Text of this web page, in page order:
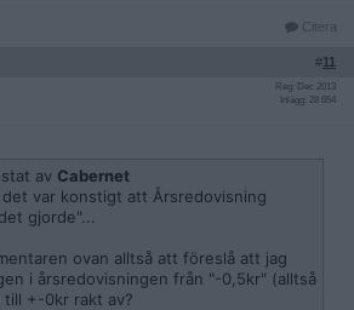
Citera
#11
Reg: Dec 2013
Inlägg: 28 654
av Cabernet
var konstigt att Årsredovisning
gjorde"...
ovan alltså att föreslå att jag
i årsredovisningen från "-0,5kr" (alltså
+-0kr rakt av?